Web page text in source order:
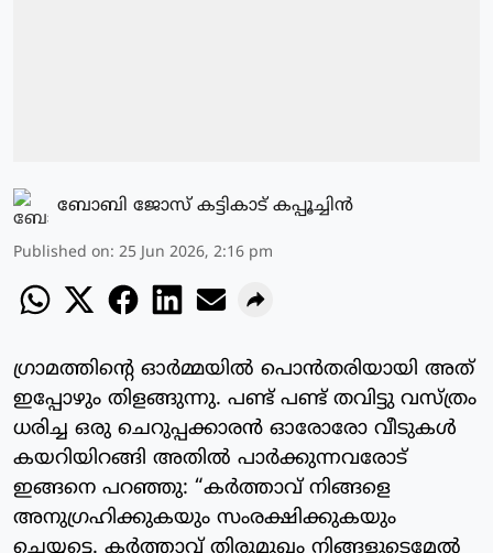
ബോബി ജോസ് കട്ടികാട് കപ്പൂച്ചിൻ
Published on: 25 Jun 2026, 2:16 pm
ഗ്രാമത്തിന്റെ ഓർമ്മയിൽ പൊൻതരിയായി അത്
ഇപ്പോഴും തിളങ്ങുന്നു. പണ്ട് പണ്ട് തവിട്ടു വസ്ത്രം
ധരിച്ച ഒരു ചെറുപ്പക്കാരൻ ഓരോരോ വീടുകൾ
കയറിയിറങ്ങി അതിൽ പാർക്കുന്നവരോട്
ഇങ്ങനെ പറഞ്ഞു: “കർത്താവ് നിങ്ങളെ
അനുഗ്രഹിക്കുകയും സംരക്ഷിക്കുകയും